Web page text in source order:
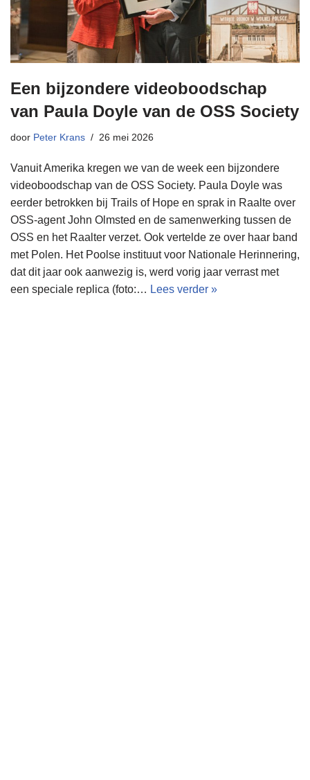
Een bijzondere videoboodschap
van Paula Doyle van de OSS Society
door Peter Krans 26 mei 2026
Vanuit Amerika kregen we van de week een bijzondere
videoboodschap van de OSS Society. Paula Doyle was
eerder betrokken bij Trails of Hope en sprak in Raalte over
OSS-agent John Olmsted en de samenwerking tussen de
OSS en het Raalter verzet. Ook vertelde ze over haar band
met Polen. Het Poolse instituut voor Nationale Herinnering,
dat dit jaar ook aanwezig is, werd vorig jaar verrast met
een speciale replica (foto:… Lees verder »